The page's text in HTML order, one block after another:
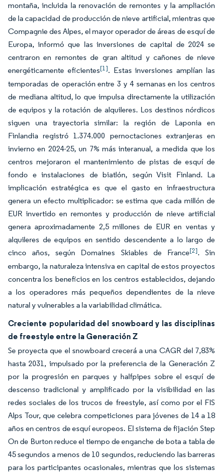
montaña, incluida la renovación de remontes y la ampliación
de la capacidad de producción de nieve artificial, mientras que
Compagnie des Alpes, el mayor operador de áreas de esquí de
Europa, informó que las inversiones de capital de 2024 se
centraron en remontes de gran altitud y cañones de nieve
energéticamente eficientes[1]. Estas inversiones amplían las
temporadas de operación entre 3 y 4 semanas en los centros
de mediana altitud, lo que impulsa directamente la utilización
de equipos y la rotación de alquileres. Los destinos nórdicos
siguen una trayectoria similar: la región de Laponia en
Finlandia registró 1.374.000 pernoctaciones extranjeras en
invierno en 2024-25, un 7% más interanual, a medida que los
centros mejoraron el mantenimiento de pistas de esquí de
fondo e instalaciones de biatlón, según Visit Finland. La
implicación estratégica es que el gasto en infraestructura
genera un efecto multiplicador: se estima que cada millón de
EUR invertido en remontes y producción de nieve artificial
genera aproximadamente 2,5 millones de EUR en ventas y
alquileres de equipos en sentido descendente a lo largo de
cinco años, según Domaines Skiables de France[2]. Sin
embargo, la naturaleza intensiva en capital de estos proyectos
concentra los beneficios en los centros establecidos, dejando
a los operadores más pequeños dependientes de la nieve
natural y vulnerables a la variabilidad climática.
Creciente popularidad del snowboard y las disciplinas
de freestyle entre la Generación Z
Se proyecta que el snowboard crecerá a una CAGR del 7,83%
hasta 2031, impulsado por la preferencia de la Generación Z
por la progresión en parques y halfpipes sobre el esquí de
descenso tradicional y amplificado por la visibilidad en las
redes sociales de los trucos de freestyle, así como por el FIS
Alps Tour, que celebra competiciones para jóvenes de 14 a 18
años en centros de esquí europeos. El sistema de fijación Step
On de Burton reduce el tiempo de enganche de bota a tabla de
45 segundos a menos de 10 segundos, reduciendo las barreras
para los participantes ocasionales, mientras que los sistemas